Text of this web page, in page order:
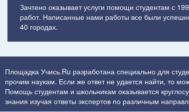
Зачтено оказывает услуги помощи студентам с
работ. Написанные нами работы все были
40 городах.
Площадка Учись.Ru разработана специально для
прочим наукам. Если же ответ не удается найти, то
Помощь студентам и школьникам оказывается
знания изучая ответы экспертов по различным